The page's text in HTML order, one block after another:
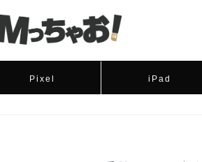
Pixel iPad